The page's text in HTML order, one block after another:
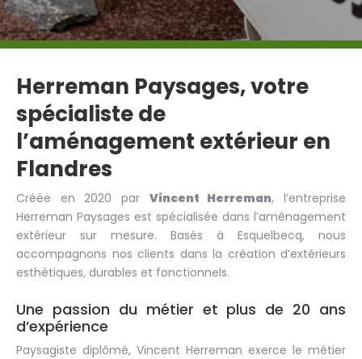
Herreman Paysages, votre
spécialiste de
l’aménagement extérieur en
Flandres
Créée en 2020 par Vincent Herreman, l’entreprise
Herreman Paysages est spécialisée dans l’aménagement
extérieur sur mesure. Basés à Esquelbecq, nous
accompagnons nos clients dans la création d’extérieurs
esthétiques, durables et fonctionnels.
Une passion du métier et plus de 20 ans
d’expérience
Paysagiste diplômé, Vincent Herreman exerce le métier